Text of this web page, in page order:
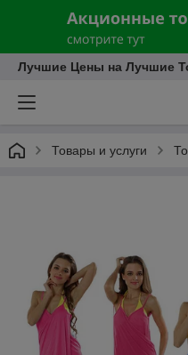
Лучшие Цены на Лучшие
Товары и услуги